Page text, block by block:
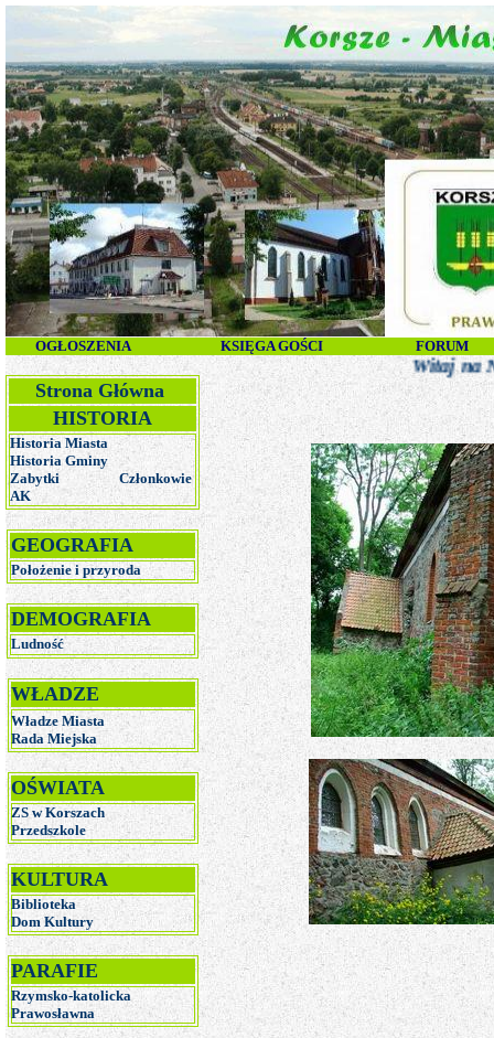
OGŁOSZENIA KSIĘGA GOŚCI FORUM
Strona Główna
HISTORIA
Historia Miasta
Historia Gminy
Zabytki
Członkowie
AK
GEOGRAFIA
Położenie i przyroda
DEMOGRAFIA
Ludność
WŁADZE
Władze Miasta
Rada Miejska
OŚWIATA
ZS w Korszach
Przedszkole
KULTURA
Biblioteka
Dom Kultury
PARAFIE
Rzymsko-katolicka
Prawosławna
Witaj na